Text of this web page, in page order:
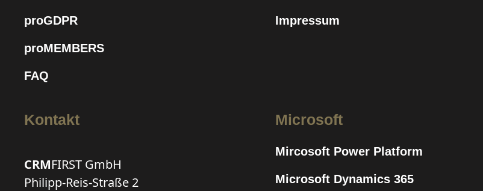
proGDPR
proMEMBERS
FAQ
Impressum
Kontakt
CRMFIRST GmbH
Philipp-Reis-Straße 2
Microsoft
Mircosoft Power Platform
Microsoft Dynamics 365